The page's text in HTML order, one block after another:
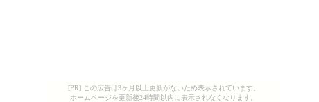
[PR] この広告は3ヶ月以上更新がないため表示されています。
ホームページを更新後24時間以内に表示されなくなります。